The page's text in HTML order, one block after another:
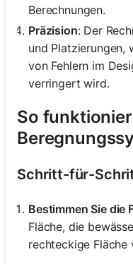
Berechnungen.
Präzision: Der
und Platzierungen,
von Fehlern im
verringert wird.
So
Schritt-für-
Bestimmen Sie die
Fläche, die
rechteckige Fläche